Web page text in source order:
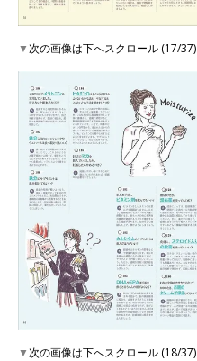
▼次の画像は下へスクロール (17/37)
▼次の画像は下へスクロール (18/37)